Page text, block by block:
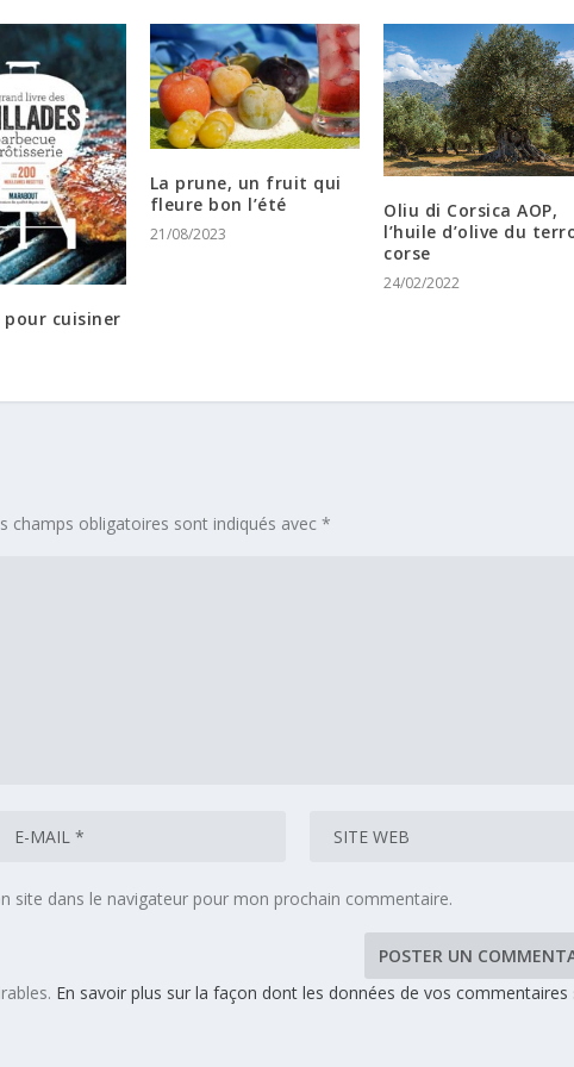
pour cuisiner
La prune, un fruit qui
fleure bon l’été
21/08/2023
Oliu di Corsica AOP,
l’huile d’olive du
corse
24/02/2022
champs obligatoires sont indiqués avec *
site dans le navigateur pour mon prochain commentaire.
En savoir plus sur la façon dont les données de vos commentaires